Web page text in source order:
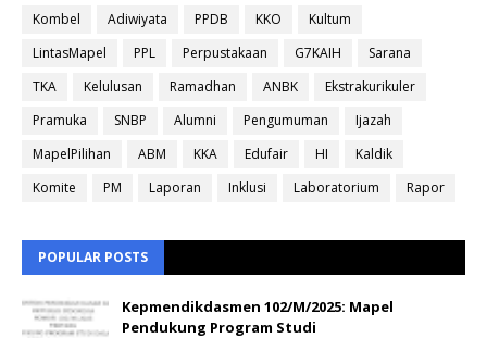
Kombel
Adiwiyata PPDB KKO
Kultum
LintasMapel
PPL Perpustakaan G7KAIH
Sarana
TKA
Kelulusan Ramadhan ANBK
Ekstrakurikuler
Pramuka
SNBP Alumni Pengumuman
Ijazah
MapelPilihan
ABM KKA Edufair HI
Kaldik
Komite
PM Laporan Inklusi Laboratorium Rapor
POPULAR POSTS
Kepmendikdasmen 102/M/2025: Mapel
Pendukung Program Studi